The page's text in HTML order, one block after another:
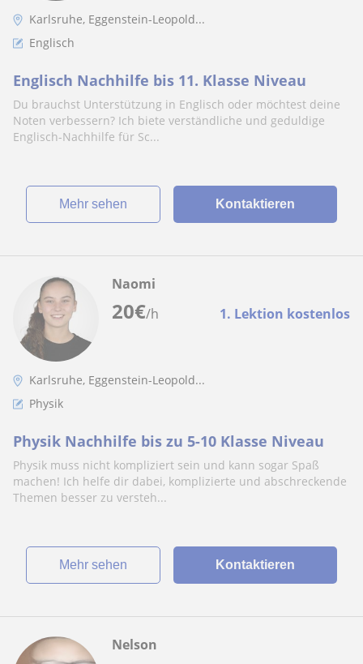
Karlsruhe, Eggenstein-Leopold...
Englisch
Englisch Nachhilfe bis 11. Klasse Niveau
Du brauchst Unterstützung in Englisch oder möchtest deine
Noten verbessern? Ich biete verständliche und geduldige
Englisch-Nachhilfe für Sc...
Mehr sehen Kontaktieren
20€/h 1. Lektion kostenlos
Naomi
Karlsruhe, Eggenstein-Leopold...
Physik
Physik Nachhilfe bis zu 5-10 Klasse Niveau
Physik muss nicht kompliziert sein und kann sogar Spaß
machen! Ich helfe dir dabei, komplizierte und abschreckende
Themen besser zu versteh...
Mehr sehen Kontaktieren
Nelson